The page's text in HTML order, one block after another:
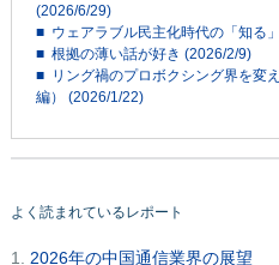
(2026/6/29)
■ ウェアラブル民主化時代の「知る
■ 根拠の薄い話が好き (2026/2/9)
■ リング禍のプロボクシング界を変
編） (2026/1/22)
よく読まれているレポート
1. 2026年の中国通信業界の展望